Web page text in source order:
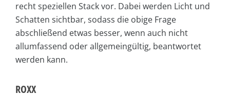
recht speziellen Stack vor. Dabei werden Licht und
Schatten sichtbar, sodass die obige Frage
abschließend etwas besser, wenn auch nicht
allumfassend oder allgemeingültig, beantwortet
werden kann.
ROXX